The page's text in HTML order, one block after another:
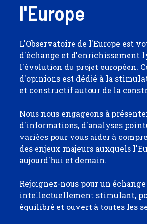
l'Europe
L'Observatoire de l'Europe est
d'échange et d'enrichissement
l'évolution du projet européen.
d'opinions est dédié à la
et constructif autour de la
Nous nous engageons à
d'informations, d'analyses
variées pour vous aider à
des enjeux majeurs auxquels
aujourd'hui et demain.
Rejoignez-nous pour un
intellectuellement stimulant,
équilibré et ouvert à toutes les